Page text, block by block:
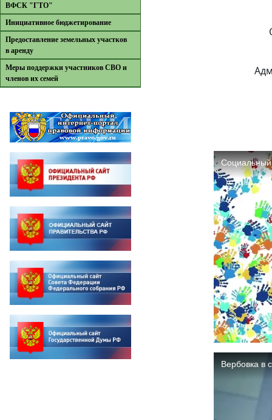
ВФСК "ГТО"
Инициативное бюджетирование
Предоставление земельных участков
в аренду
Меры поддержки участников СВО и
членов их семей